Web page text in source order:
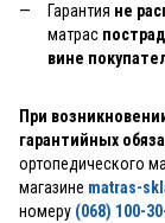
Гарантия не
матрас
вине
При
гарантийных
ортопедического
магазине matras-
номеру (068) 100-